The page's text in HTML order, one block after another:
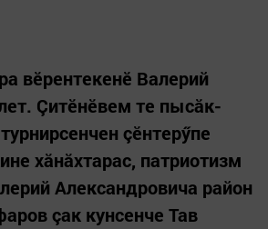
вӗрентекенӗ Валерий
Çитӗнӗвем те пысăк-
çӗнтерӳпе
хăнăхтарас, патриотизм
Александровича район
çак кунсенче Тав